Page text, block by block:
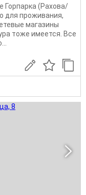
Горпарка (Рахова/
для проживания,
магазины
тоже имеется. Все